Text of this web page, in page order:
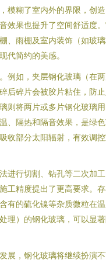
模糊了室内外的界限，创
效果也提升了空间舒适度
、雨棚及室内装饰（如玻
代简约的美感。
例如，夹层钢化玻璃（在
后碎片会被胶片粘住，防
则将两片或多片钢化玻璃
、隔热和隔音效果，是绿
收部分太阳辐射，有效调
进行切割、钻孔等二次加
工精度提出了更高要求。
有的硫化镍等杂质微粒在
理）的钢化玻璃，可以显
展，钢化玻璃将继续扮演